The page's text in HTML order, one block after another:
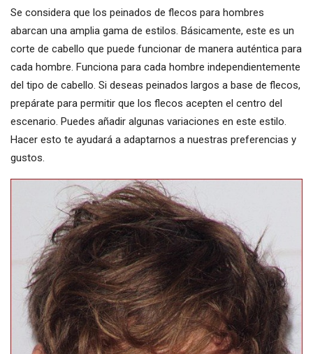
Se considera que los peinados de flecos para hombres
abarcan una amplia gama de estilos. Básicamente, este es un
corte de cabello que puede funcionar de manera auténtica para
cada hombre. Funciona para cada hombre independientemente
del tipo de cabello. Si deseas peinados largos a base de flecos,
prepárate para permitir que los flecos acepten el centro del
escenario. Puedes añadir algunas variaciones en este estilo.
Hacer esto te ayudará a adaptarnos a nuestras preferencias y
gustos.